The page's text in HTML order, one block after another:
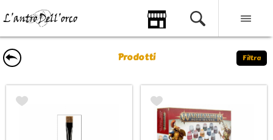
Prodotti Filtra